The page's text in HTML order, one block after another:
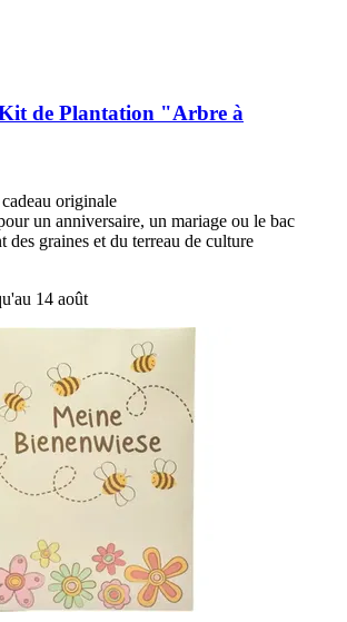
de Plantation "Arbre à
originale
un anniversaire, un mariage ou le bac
des graines et du terreau de culture
14 août